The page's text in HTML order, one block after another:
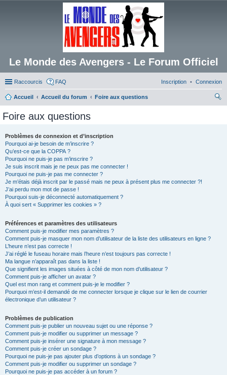
Le Monde des Avengers - Le Forum Officiel
Raccourcis FAQ Connexion
Inscription
Accueil Accueil du forum
Foire aux questions
Foire aux questions
Problèmes de connexion et d’inscription
Pourquoi ai-je besoin de m’inscrire ?
Qu’est-ce que la COPPA ?
Pourquoi ne puis-je pas m’inscrire ?
Je suis inscrit mais je ne peux pas me connecter !
Pourquoi ne puis-je pas me connecter ?
Je m’étais déjà inscrit par le passé mais ne peux à présent plus me connecter ?!
J’ai perdu mon mot de passe !
Pourquoi suis-je déconnecté automatiquement ?
À quoi sert « Supprimer les cookies » ?
Préférences et paramètres des utilisateurs
Comment puis-je modifier mes paramètres ?
Comment puis-je masquer mon nom d’utilisateur de la liste des utilisateurs en ligne ?
L’heure n’est pas correcte !
J’ai réglé le fuseau horaire mais l’heure n’est toujours pas correcte !
Ma langue n’apparaît pas dans la liste !
Que signifient les images situées à côté de mon nom d’utilisateur ?
Comment puis-je afficher un avatar ?
Quel est mon rang et comment puis-je le modifier ?
Pourquoi m’est-il demandé de me connecter lorsque je clique sur le lien de courrier
électronique d’un utilisateur ?
Problèmes de publication
Comment puis-je publier un nouveau sujet ou une réponse ?
Comment puis-je modifier ou supprimer un message ?
Comment puis-je insérer une signature à mon message ?
Comment puis-je créer un sondage ?
Pourquoi ne puis-je pas ajouter plus d’options à un sondage ?
Comment puis-je modifier ou supprimer un sondage ?
Pourquoi ne puis-je pas accéder à un forum ?